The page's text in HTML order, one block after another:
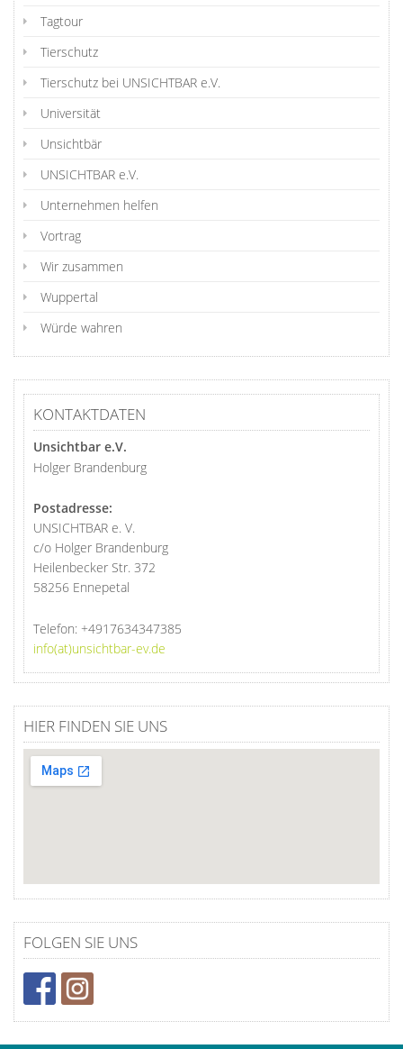
Tagtour
Tierschutz
Tierschutz bei UNSICHTBAR e.V.
Universität
Unsichtbär
UNSICHTBAR e.V.
Unternehmen helfen
Vortrag
Wir zusammen
Wuppertal
Würde wahren
KONTAKTDATEN
Unsichtbar e.V.
Holger Brandenburg
Postadresse:
UNSICHTBAR e. V.
c/o Holger Brandenburg
Heilenbecker Str. 372
58256 Ennepetal
Telefon: +4917634347385
info(at)unsichtbar-ev.de
HIER FINDEN SIE UNS
FOLGEN SIE UNS